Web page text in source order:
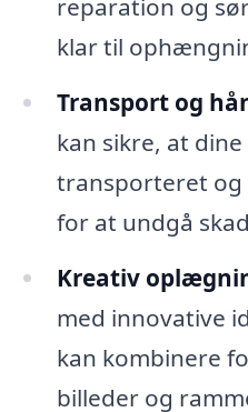
reparation og
klar til
Transport og
kan sikre, at
transporteret
for at undgå
Kreativ
med innovative
kan kombinere
billeder og